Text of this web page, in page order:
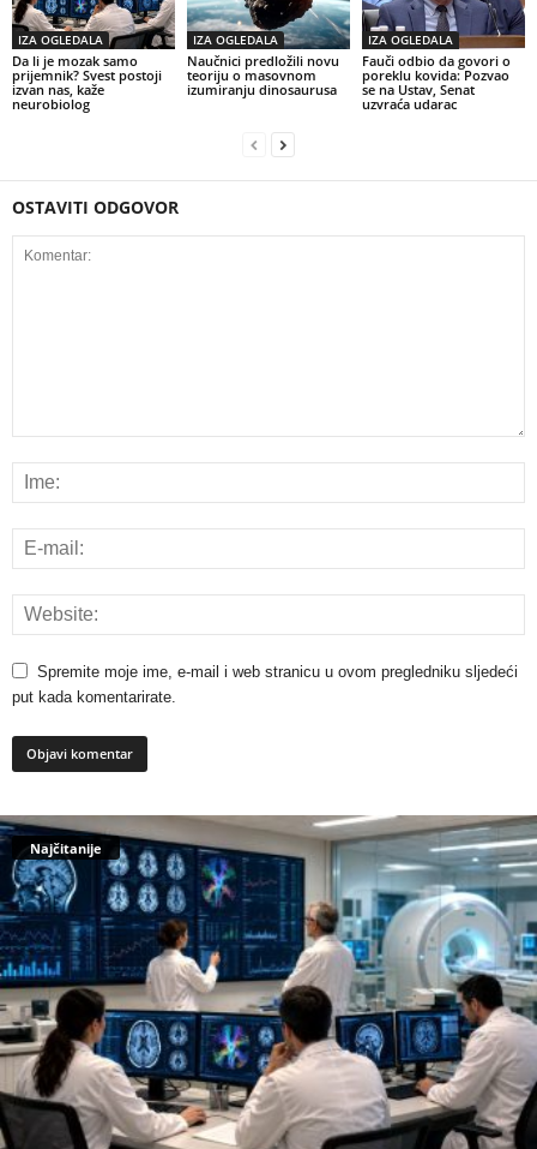
IZA OGLEDALA
Da li je mozak samo
prijemnik? Svest postoji
izvan nas, kaže
neurobiolog
IZA OGLEDALA
Naučnici predložili novu
teoriju o masovnom
izumiranju dinosaurusa
IZA OGLEDALA
Fauči odbio da govori o
poreklu kovida: Pozvao
se na Ustav, Senat
uzvraća udarac
OSTAVITI ODGOVOR
Spremite moje ime, e-mail i web stranicu u ovom pregledniku sljedeći
put kada komentarirate.
Najčitanije